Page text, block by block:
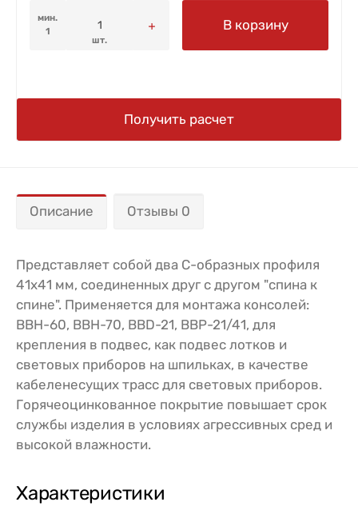
мин.
1
шт.
В корзину
Получить расчет
Описание Отзывы 0
Представляет собой два С-образных профиля
41х41 мм, соединенных друг с другом "спина к
спине". Применяется для монтажа консолей:
ВВН-60, ВВН-70, BBD-21, ВВР-21/41, для
крепления в подвес, как подвес лотков и
световых приборов на шпильках, в качестве
кабеленесущих трасс для световых приборов.
Горячеоцинкованное покрытие повышает срок
службы изделия в условиях агрессивных сред и
высокой влажности.
Характеристики